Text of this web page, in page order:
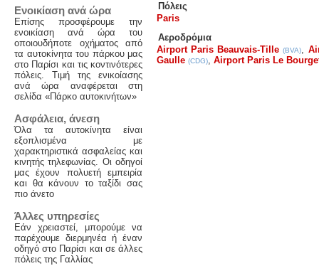
Πόλεις
Paris
Αεροδρόμια
Airport Paris Beauvais-Tille (BVA),
Gaulle (CDG), Airport Paris Le
Ενοικίαση ανά ώρα
Επίσης προσφέρουμε την
ενοικίαση ανά ώρα του
οποιουδήποτε οχήματος από
τα αυτοκίνητα του πάρκου μας
στο Παρίσι και τις κοντινότερες
πόλεις. Τιμή της ενικοίασης
ανά ώρα αναφέρεται στη
σελίδα «Πάρκο αυτοκινήτων»
Ασφάλεια, άνεση
Όλα τα αυτοκίνητα είναι
εξοπλισμένα με
χαρακτηριστικά ασφαλείας και
κινητής τηλεφωνίας. Οι οδηγοί
μας έχουν πολυετή εμπειρία
και θα κάνουν το ταξίδι σας
πιο άνετο
Άλλες υπηρεσίες
Εάν χρειαστεί, μπορούμε να
παρέχουμε διερμηνέα ή έναν
οδηγό στο Παρίσι και σε άλλες
πόλεις της Γαλλίας